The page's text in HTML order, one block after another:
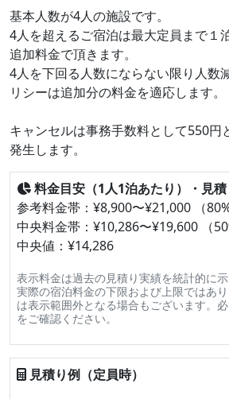
基本人数が4人の施設です。
4人を超えるご宿泊は最大定員まで１
追加料金で頂きます。
4人を下回る人数にならない限り人数
リシーは追加分の料金を適応します。
キャンセルは事務手数料として550円
発生します。
料金目安（1人1泊あたり）・見
参考料金帯：¥8,900〜¥21,000 （
中央料金帯：¥10,286〜¥19,600 （
中央値：¥14,286
表示料金は過去の見積り実績を統計的に示
実際の宿泊料金の下限および上限ではあ
は表示範囲外となる場合もございます。
をご確認ください。
見積り例（定員時）